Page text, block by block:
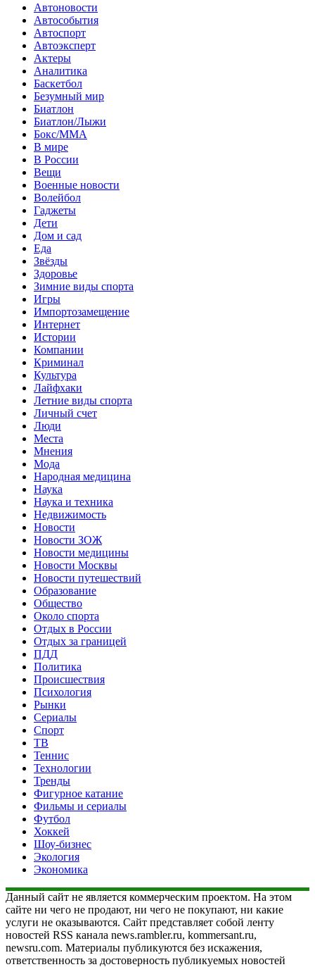
Автоновости
Автособытия
Автоспорт
Автоэксперт
Актеры
Аналитика
Баскетбол
Безумный мир
Биатлон
Биатлон/Лыжи
Бокс/MMA
В мире
В России
Вещи
Военные новости
Волейбол
Гаджеты
Дети
Дом и сад
Еда
Звёзды
Здоровье
Зимние виды спорта
Игры
Импортозамещение
Интернет
Истории
Компании
Криминал
Культура
Лайфхаки
Летние виды спорта
Личный счет
Люди
Места
Мнения
Мода
Народная медицина
Наука
Наука и техника
Недвижимость
Новости
Новости ЗОЖ
Новости медицины
Новости Москвы
Новости путешествий
Образование
Общество
Около спорта
Отдых в России
Отдых за границей
ПДД
Политика
Происшествия
Психология
Рынки
Сериалы
Спорт
ТВ
Теннис
Технологии
Тренды
Фигурное катание
Фильмы и сериалы
Футбол
Хоккей
Шоу-бизнес
Экология
Экономика
Данный сайт не является коммерческим проектом. На этом
сайте ни чего не продают, ни чего не покупают, ни какие
услуги не оказываются. Сайт представляет собой ленту
новостей RSS канала news.rambler.ru, kommersant.ru,
newsru.com. Материалы публикуются без искажения,
ответственность за достоверность публикуемых новостей